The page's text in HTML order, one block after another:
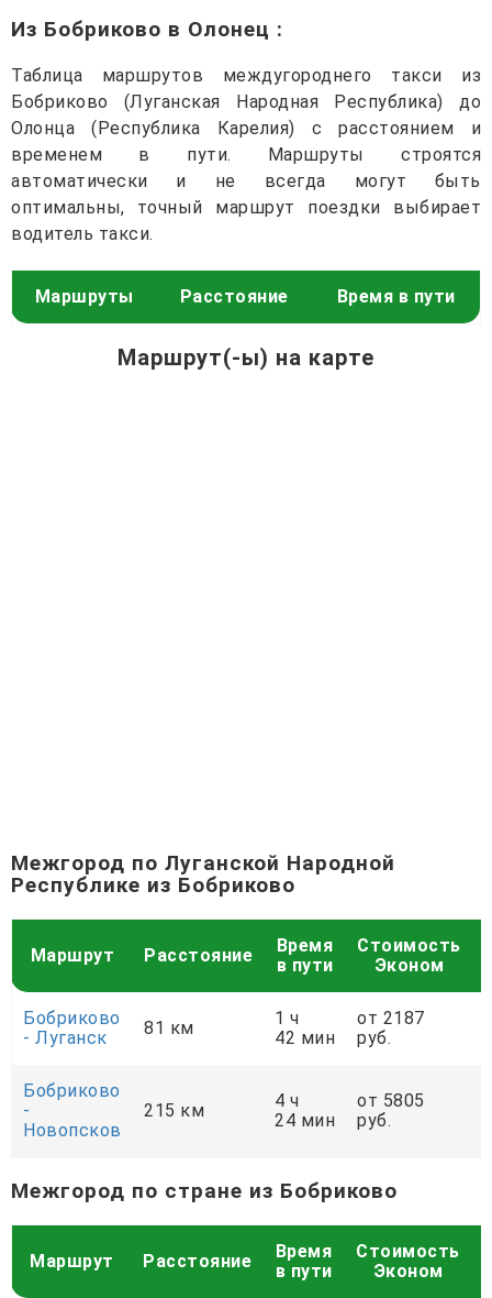
Из Бобриково в Олонец :
Таблица маршрутов междугороднего такси из
Бобриково (Луганская Народная Республика) до
Олонца (Республика Карелия) с расстоянием и
временем в пути. Маршруты строятся
автоматически и не всегда могут быть
оптимальны, точный маршрут поездки выбирает
водитель такси.
Маршруты Расстояние Время в пути
Маршрут(-ы) на карте
Межгород по Луганской Народной
Республике из Бобриково
Маршрут Расстояние
Время
в пути
Стоимость
Эконом
Бобриково
- Луганск
81 км
1 ч
42 мин
от 2187
руб.
Бобриково
-
Новопсков
215 км
4 ч
24 мин
от 5805
руб.
Межгород по стране из Бобриково
Маршрут Расстояние
Время
в пути
Стоимость
Эконом